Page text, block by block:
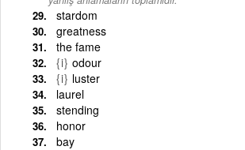
stardom
greatness
the fame
{i} odour
{i} luster
laurel
stending
honor
bay